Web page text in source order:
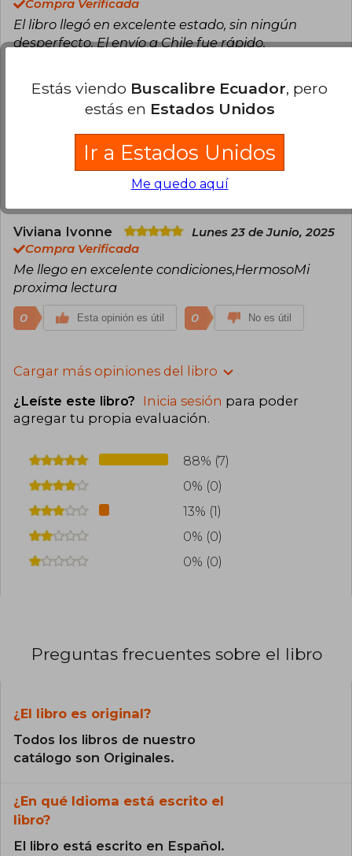
Compra Verificada
El libro llegó en excelente estado, sin ningún
desperfecto. El envío a Chile fue rápido.
Catita Romero
Lunes 23 de Junio, 2025
Compra Verificada
Hola el libro es tal como muestra la descripción
Esta opinión es útil 0
Viviana Ivonne
Lunes 23 de Junio, 2025
Compra Verificada
Me llego en excelente condiciones,HermosoMi
proxima lectura
0 Esta opinión es útil 0 No es útil
Cargar más opiniones del libro
¿Leíste este libro? Inicia sesión para poder
agregar tu propia evaluación.
88% (7)
0% (0)
13% (1)
0% (0)
0% (0)
Preguntas frecuentes sobre el libro
¿El libro es original?
Todos los libros de nuestro
catálogo son Originales.
¿En qué Idioma está escrito el
libro?
El libro está escrito en Español.
Estás viendo Buscalibre Ecuador, pero
estás en Estados Unidos
Ir a Estados Unidos
Me quedo aquí